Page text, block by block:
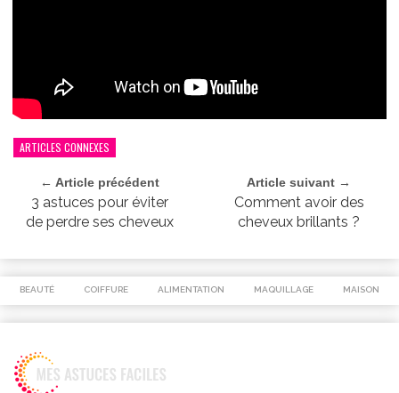
ARTICLES CONNEXES
← Article précédent
3 astuces pour éviter
de perdre ses cheveux
Article suivant →
Comment avoir des
cheveux brillants ?
BEAUTÉ COIFFURE ALIMENTATION MAQUILLAGE MAISON